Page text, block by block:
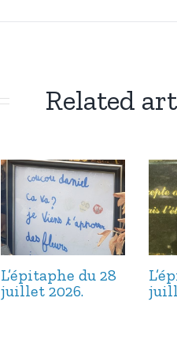
Related
L’épitaphe du 28
juillet 2026.